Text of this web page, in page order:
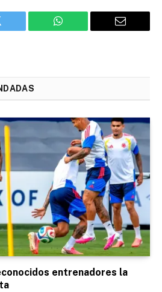
WhatsApp Email
entrenadores la